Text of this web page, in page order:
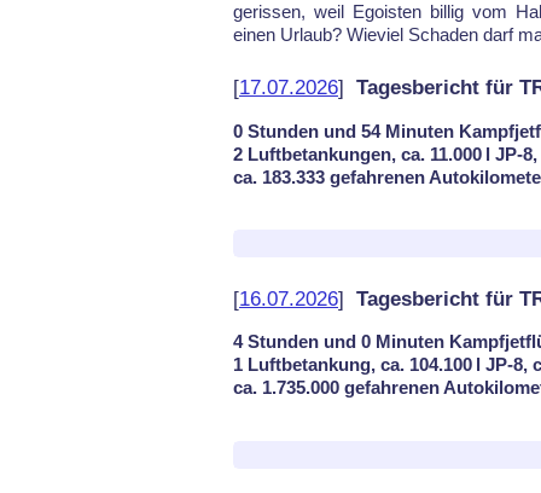
ge­ris­sen, weil Ego­is­ten bil­lig vom
einen Ur­laub? Wie­viel Scha­den darf
[17.07.2026] Tagesbericht für
0 Stunden und 54 Minuten
2 Luftbetankungen, ca. 11.000 l JP-
ca. 183.333 gefahrenen
[16.07.2026] Tagesbericht für
4 Stunden und 0 Minuten
1 Luftbetankung, ca. 104.100 l JP-8,
ca. 1.735.000 gefahrenen